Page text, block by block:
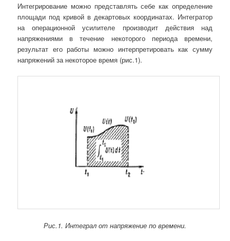
Интегрирование можно представлять себе как определение
площади под кривой в декартовых координатах. Интегратор
на операционной усилителе производит действия над
напряжениями в течение некоторого периода времени,
результат его работы можно интерпретировать как сумму
напряжений за некоторое время (рис.1).
Рис.1. Интеграл от напряжение по времени.